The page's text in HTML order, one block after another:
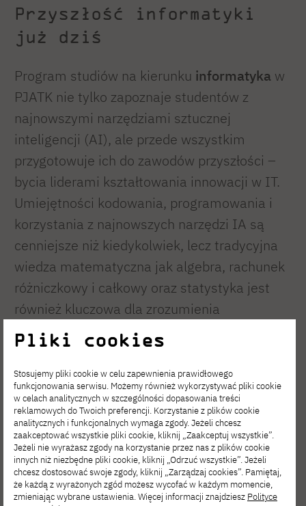
Przyszłość informatyki
już dziś
Program studiów na kierunku informatyka w
PJATK nie tylko zapoznaje studentów z
najnowszymi narzędziami sztucznej
inteligencji (AI), ale przede wszystkim
przygotowuje ich do zawodów przyszłości –
bycia liderami kształtowania innowacji w IT.
Umiejętności kodowania, programowania i
korzystania z najnowszych narzędzi IA są
cenniejsze niż kiedykolwiek, lecz tradycyjna
wiedza matematyczna jak algebra, rachunek
różniczkowy i całkowy oraz statystyka jest
również kluczowa dla zrozumienia
zaawansowanych technik sztucznej
inteligencji. Specjalizowanie się w
konkretnych obszarach branży informatycznej
umożliwia szeroki wybór zakresów
specjalistycznych na drugim lub trzecim roku
studiów. Jak wypowiada się nasz absolwent
Paweł Mączka:
„W PJATK uczysz się nie
Pliki cookies
Stosujemy pliki cookie w celu zapewnienia prawidłowego
funkcjonowania serwisu. Możemy również wykorzystywać pliki cookie
w celach analitycznych w szczególności dopasowania treści
reklamowych do Twoich preferencji. Korzystanie z plików cookie
analitycznych i funkcjonalnych wymaga zgody. Jeżeli chcesz
zaakceptować wszystkie pliki cookie, kliknij „Zaakceptuj wszystkie”.
Jeżeli nie wyrażasz zgody na korzystanie przez nas z plików cookie
innych niż niezbędne pliki cookie, kliknij „Odrzuć wszystkie”. Jeżeli
chcesz dostosować swoje zgody, kliknij „Zarządzaj cookies”. Pamiętaj,
że każdą z wyrażonych zgód możesz wycofać w każdym momencie,
zmieniając wybrane ustawienia. Więcej informacji znajdziesz Polityce